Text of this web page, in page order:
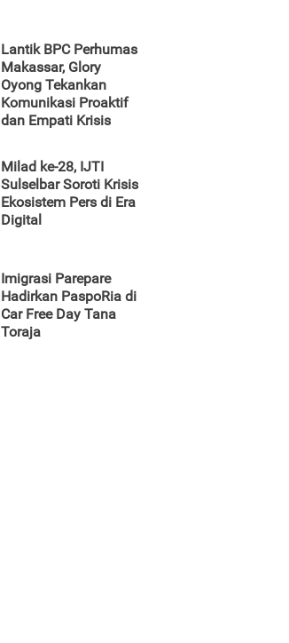
Lantik BPC Perhumas
Makassar, Glory
Oyong Tekankan
Komunikasi Proaktif
dan Empati Krisis
Milad ke-28, IJTI
Sulselbar Soroti Krisis
Ekosistem Pers di Era
Digital
Imigrasi Parepare
Hadirkan PaspoRia di
Car Free Day Tana
Toraja